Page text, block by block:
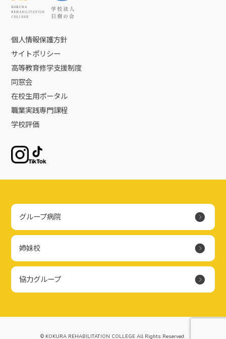
個人情報保護方針
サイトポリシー
高等教育修学支援制度
同窓会
在校生用ポータル
職業実践専門課程
学校評価
Instagram
グループ病院
姉妹校
協力グループ
© KOKURA REHABILITATION COLLEGE All Rights Reserved.